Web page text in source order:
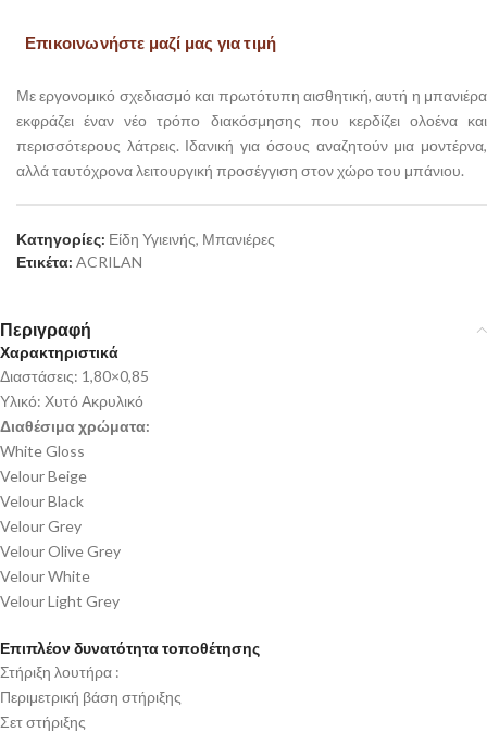
Επικοινωνήστε μαζί μας για τιμή
Με εργονομικό σχεδιασμό και πρωτότυπη αισθητική, αυτή η μπανιέρα
εκφράζει έναν νέο τρόπο διακόσμησης που κερδίζει ολοένα και
περισσότερους λάτρεις. Ιδανική για όσους αναζητούν μια μοντέρνα,
αλλά ταυτόχρονα λειτουργική προσέγγιση στον χώρο του μπάνιου.
Κατηγορίες: Είδη Υγιεινής, Μπανιέρες
Ετικέτα: ACRILAN
Περιγραφή
Χαρακτηριστικά
Διαστάσεις: 1,80×0,85
Υλικό: Χυτό Ακρυλικό
Διαθέσιμα χρώματα:
White Gloss
Velour Beige
Velour Black
Velour Grey
Velour Olive Grey
Velour White
Velour Light Grey
Επιπλέον δυνατότητα τοποθέτησης
Στήριξη λουτήρα :
Περιμετρική βάση στήριξης
Σετ στήριξης